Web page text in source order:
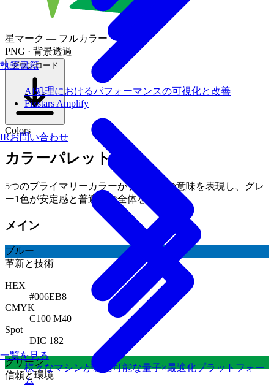
執筆書籍
一覧を見る
AI処理におけるパフォーマンスの可視化と改善
Fixstars Amplify
様々なマシンが利用可能な量子×最適化プラットフォー
ム
IRお問い合わせ
星マーク — フルカラー
PNG · 背景透過
ダウンロード
Colors
カラーパレット
5つのプライマリーカラーがブランドの意味を表現し、グレ
ー1色が安定感と普遍性で全体を支えます。
メイン
ブルー
革新と技術
HEX
#006EB8
CMYK
C100 M40
Spot
DIC 182
グリーン
信頼と環境